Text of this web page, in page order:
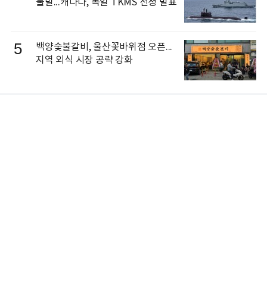
불발...캐나다, 독일 TKMS 선정 발표
5
백양숯불갈비, 울산꽃바위점 오픈...
지역 외식 시장 공략 강화